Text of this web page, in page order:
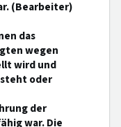
(Bearbeiter)
das
wegen
wird und
oder
der
war. Die